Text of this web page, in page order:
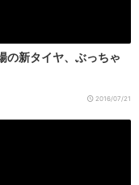
の新タイヤ、ぶっちゃ
2016/07/21